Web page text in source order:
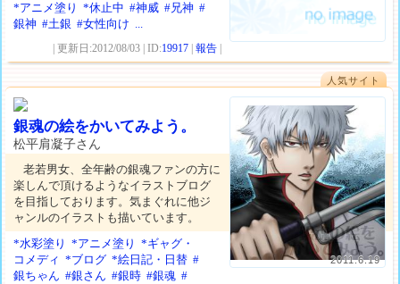
*アニメ塗り *休止中 #神威 #兄神 #
銀神 #土銀 #女性向け ...
| 更新日:2012/08/03 | ID:19917 |報告
人気サイト
2011.6.19
銀魂の絵をかいてみよう。
松平肩凝子さん
老若男女、全年齢の銀魂ファンの方に
楽しんで頂けるようなイラストブログ
を目指しております。気まぐれに他ジ
ャンルのイラストも描いています。
*水彩塗り
*アニメ塗り
*ギャグ・
コメディ *ブログ *絵日記・日替 #
銀ちゃん #銀さん #銀時 #銀魂 #